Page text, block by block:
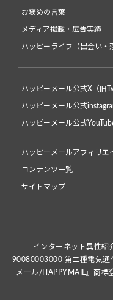
お褒めの言葉
メディア掲載・広告実績
ハッピーライフ（出会い・
ハッピーメール公式X（旧
ハッピーメール公式
ハッピーメール公式
ハッピーメールアフィリエ
コンテンツ一覧
サイトマップ
インターネット異性紹
90080003000 第二種電気通
メール/HAPPYMAIL』商